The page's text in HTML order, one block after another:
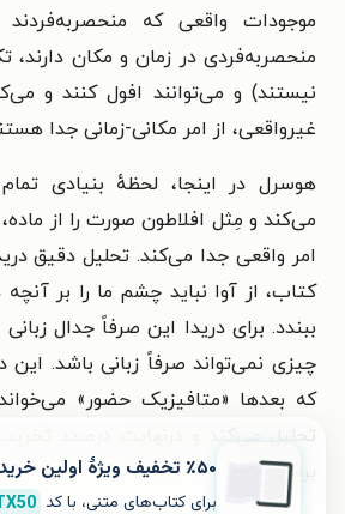
موجودات واقعی که منحصربه‌فردند
منحصربه‌فردی در زمان و مکان دارند،
نیستند) و می‌توانند افول کنند و
غیرواقعی، از امر مکانی-زمانی جدا
هوسرل در اینجا، لحظهٔ بنیادی تمام
می‌کند و مِثل افلاطون صورت را از ماده،
امر واقعی جدا می‌کند. تحلیل دقیق
کتاب، از آوا نباید چشم ما را بر
ببندد. برای دریدا این صرفاً جدال
چیزی نمی‌تواند صرفاً زبانی باشد.
که بعدها «متافیزیک حضور»
تحلیل می‌کند و درنهایت درصدد
برمی‌آید.
٪۵۰ تخفیف ویژۀ اولین خرید
برای کتاب‌های متنی، با کد